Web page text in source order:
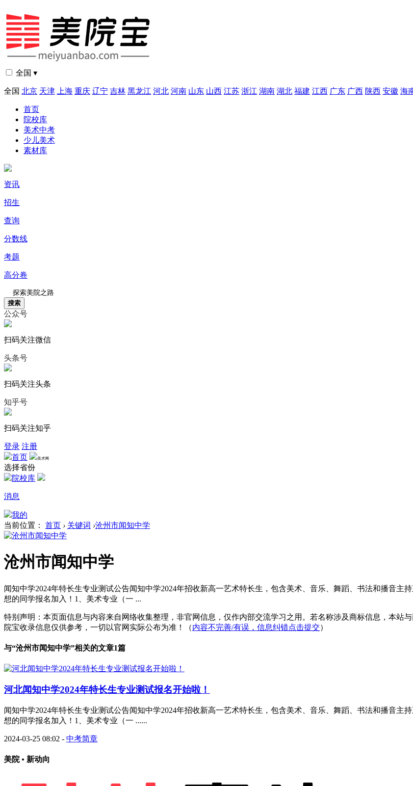
全国 ▾
全国 北京 天津 上海 重庆 辽宁 吉林 黑龙江 河北 河南 山东 山西 江苏 浙江 湖南 湖北 福建 江西 广东 广西 陕西 安徽 海
首页
院校库
美术中考
少儿美术
素材库
资讯
招生
查询
分数线
考题
高分卷
搜索
公众号
扫码关注微信
头条号
扫码关注头条
知乎号
扫码关注知乎
登录 注册
首页
美术网
选择省份
院校库
消息
我的
当前位置：
首页 › 关键词 ›沧州市闻知中学
沧州市闻知中学
闻知中学2024年特长生专业测试公告闻知中学2024年招收新高一艺术特长生，包含美术、音乐、舞蹈、书法和播音
想的同学报名加入！1、美术专业（一 ...
特别声明：本页面信息与内容来自网络收集整理，非官网信息，仅作内部交流学习之用。若名称涉及商标信息，本站
院宝收录信息仅供参考，一切以官网实际公布为准！（内容不完善/有误，信息纠错点击提交）
与“沧州市闻知中学”相关的文章1篇
河北闻知中学2024年特长生专业测试报名开始啦！
闻知中学2024年特长生专业测试公告闻知中学2024年招收新高一艺术特长生，包含美术、音乐、舞蹈、书法和播音
想的同学报名加入！1、美术专业（一 ......
2024-03-25 08:02 - 中考简章
美院 • 新动向